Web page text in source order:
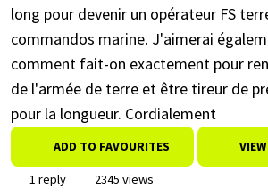
long pour devenir un opérateur FS
commandos marine. J'aimerai
comment fait-on exactement pour
de l'armée de terre et être tireur de
pour la longueur. Cordialement
ADD TO FAVOURITES
1 reply
2345 views